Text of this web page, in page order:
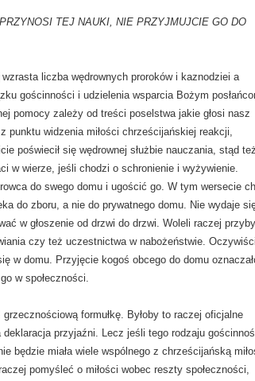
TEJ NAUKI, NIE PRZYJMUJCIE GO DO
liczba wędrownych proroków i kaznodziei a
gościnności i udzielenia wsparcia Bożym
pomocy zależy od treści poselstwa jakie głosi nasz
punktu widzenia miłości chrześcijańskiej reakcji,
poświecił się wędrownej służbie nauczania, stąd też
w wierze, jeśli chodzi o schronienie i wyżywienie.
do swego domu i ugościć go. W tym wersecie
do zboru, a nie do prywatnego domu. Nie wydaje
w głoszenie od drzwi do drzwi. Woleli raczej
czy też uczestnictwa w nabożeństwie.
w domu. Przyjęcie kogoś obcego do domu
w społeczności.
formułkę. Byłoby to raczej oficjalne
przyjaźni. Lecz jeśli tego rodzaju
będzie miała wiele wspólnego z chrześcijańską
pomyśleć o miłości wobec reszty społeczności,